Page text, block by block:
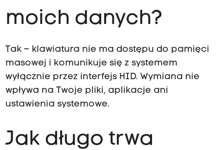
moich danych?
Tak – klawiatura nie ma dostępu do pamięci
masowej i komunikuje się z systemem
wyłącznie przez interfejs HID. Wymiana nie
wpływa na Twoje pliki, aplikacje ani
ustawienia systemowe.
Jak długo trwa